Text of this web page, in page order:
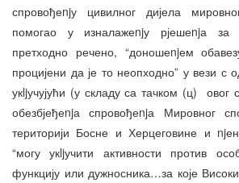
спровођеnjу цивилног дијела
помогао у изналажеnjу рјешеnjа за
претходно речено, “доношеnjем
процијени да је то неопходно” у вези с
укljучујући (у складу са тачком (ц) овог
обезбјеђеnjа спровођеnjа Мировног
територији Босне и Херцеговине и
“могу укljучити активности против
функцију или дужносника…за које